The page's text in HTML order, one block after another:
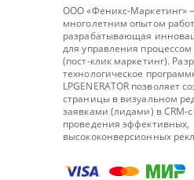
ООО «Феникс-Маркетинг»
многолетним опытом
разрабатывающая
для управления
(пост-клик маркетинг).
технологическое
LPGENERATOR позволяет
страницы в визуальном
заявками (лидами) в CRM-
проведения эффективных,
высококонверсионных